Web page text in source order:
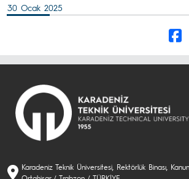
30 Ocak 2025
Karadeniz Teknik Üniversitesi, Rektörlük Binası,